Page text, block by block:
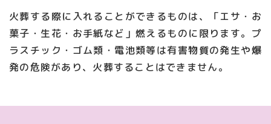
火葬する際に入れることができるものは、「エサ・お
菓子・生花・お手紙など」燃えるものに限ります。プ
ラスチック・ゴム類・電池類等は有害物質の発生や爆
発の危険があり、火葬することはできません。